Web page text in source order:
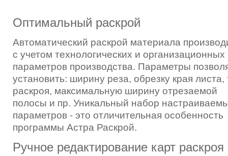
Оптимальный раскрой
Автоматический раскрой материала
с учетом технологических и организационных
параметров производства. Параметры
установить: ширину реза, обрезку края листа,
раскроя, максимальную ширину отрезаемой
полосы и пр. Уникальный набор
параметров - это отличительная особенность
программы Астра Раскрой.
Ручное редактирование карт раскроя